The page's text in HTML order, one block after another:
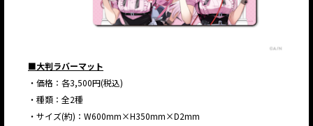
■大判ラバーマット
・価格：各3,500円(税込)
・種類：全2種
・サイズ(約)：W600mm×H350mm×D2mm